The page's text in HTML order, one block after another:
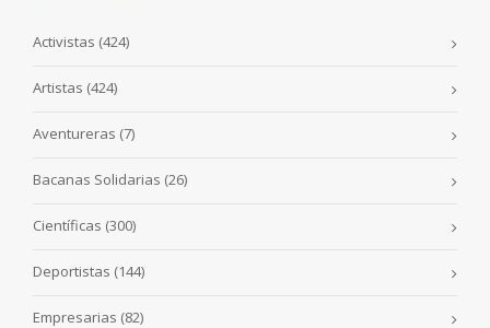
Activistas (424)
Artistas (424)
Aventureras (7)
Bacanas Solidarias (26)
Científicas (300)
Deportistas (144)
Empresarias (82)